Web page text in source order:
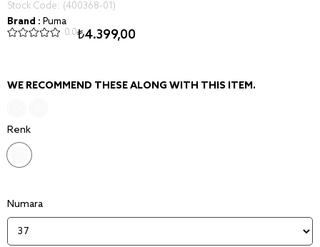
Stock Code
(400368-01)
Brand : Puma
0.0₺4.399,00
WE RECOMMEND THESE ALONG WITH THIS ITEM.
Renk
Numara